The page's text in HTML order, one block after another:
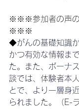
※※※参加者の声の
※※※
◆がんの基礎知識
かつ有効な情報ま
た。また、ボーナ
談では、体験者本
とで、より一層身
られました。
（E-